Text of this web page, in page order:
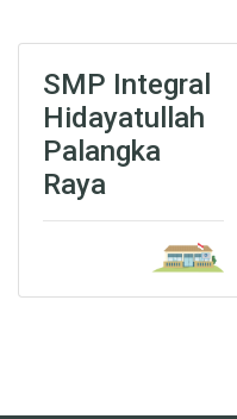
SMP Integral
Hidayatullah
Palangka
Raya